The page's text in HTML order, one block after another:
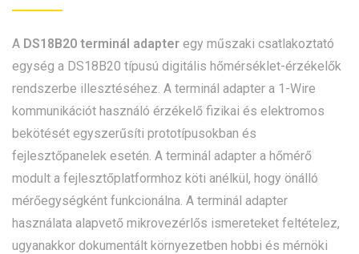
A DS18B20 terminál adapter egy műszaki csatlakoztató
egység a DS18B20 típusú digitális hőmérséklet-érzékelők
rendszerbe illesztéséhez. A terminál adapter a 1-Wire
kommunikációt használó érzékelő fizikai és elektromos
bekötését egyszerűsíti prototípusokban és
fejlesztőpanelek esetén. A terminál adapter a hőmérő
modult a fejlesztőplatformhoz köti anélkül, hogy önálló
mérőegységként funkcionálna. A terminál adapter
használata alapvető mikrovezérlős ismereteket feltételez,
ugyanakkor dokumentált környezetben hobbi és mérnöki